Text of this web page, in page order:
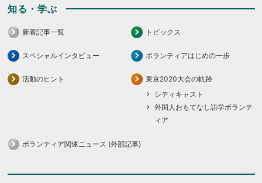
知る・学ぶ
新着記事一覧 トピックス
スペシャルインタビュー ボランティアはじめの一歩
活動のヒント
東京2020大会の軌跡
シティキャスト
外国人おもてなし語学ボランテ
ィア
ボランティア関連ニュース (外部記事)